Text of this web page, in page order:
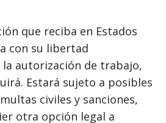
que reciba en Estados
con su libertad
autorización de trabajo,
Estará sujeto a posibles
civiles y sanciones,
otra opción legal a